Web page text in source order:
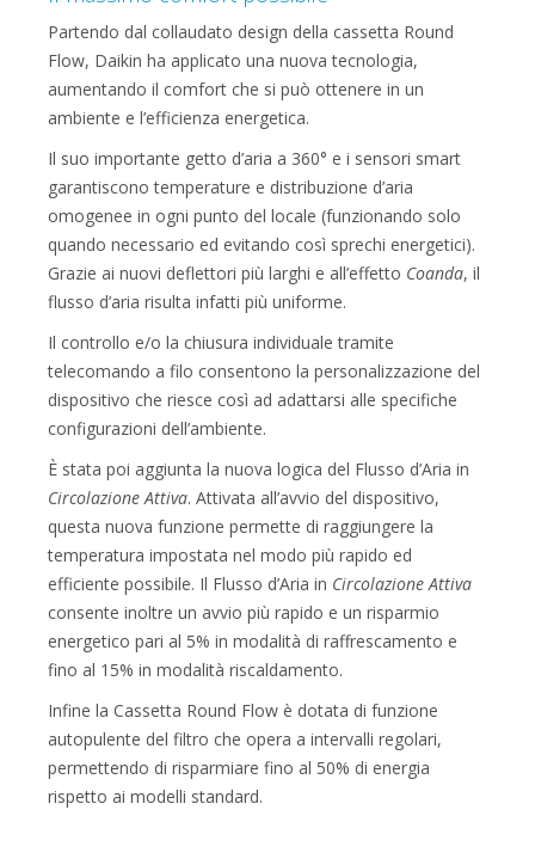
Partendo dal collaudato design della cassetta Round
Flow, Daikin ha applicato una nuova tecnologia,
aumentando il comfort che si può ottenere in un
ambiente e l’efficienza energetica.
Il suo importante getto d’aria a 360° e i sensori smart
garantiscono temperature e distribuzione d’aria
omogenee in ogni punto del locale (funzionando solo
quando necessario ed evitando così sprechi energetici).
Grazie ai nuovi deflettori più larghi e all’effetto Coanda, il
flusso d’aria risulta infatti più uniforme.
Il controllo e/o la chiusura individuale tramite
telecomando a filo consentono la personalizzazione del
dispositivo che riesce così ad adattarsi alle specifiche
configurazioni dell’ambiente.
È stata poi aggiunta la nuova logica del Flusso d’Aria in
Circolazione Attiva. Attivata all’avvio del dispositivo,
questa nuova funzione permette di raggiungere la
temperatura impostata nel modo più rapido ed
efficiente possibile. Il Flusso d’Aria in Circolazione Attiva
consente inoltre un avvio più rapido e un risparmio
energetico pari al 5% in modalità di raffrescamento e
fino al 15% in modalità riscaldamento.
Infine la Cassetta Round Flow è dotata di funzione
autopulente del filtro che opera a intervalli regolari,
permettendo di risparmiare fino al 50% di energia
rispetto ai modelli standard.